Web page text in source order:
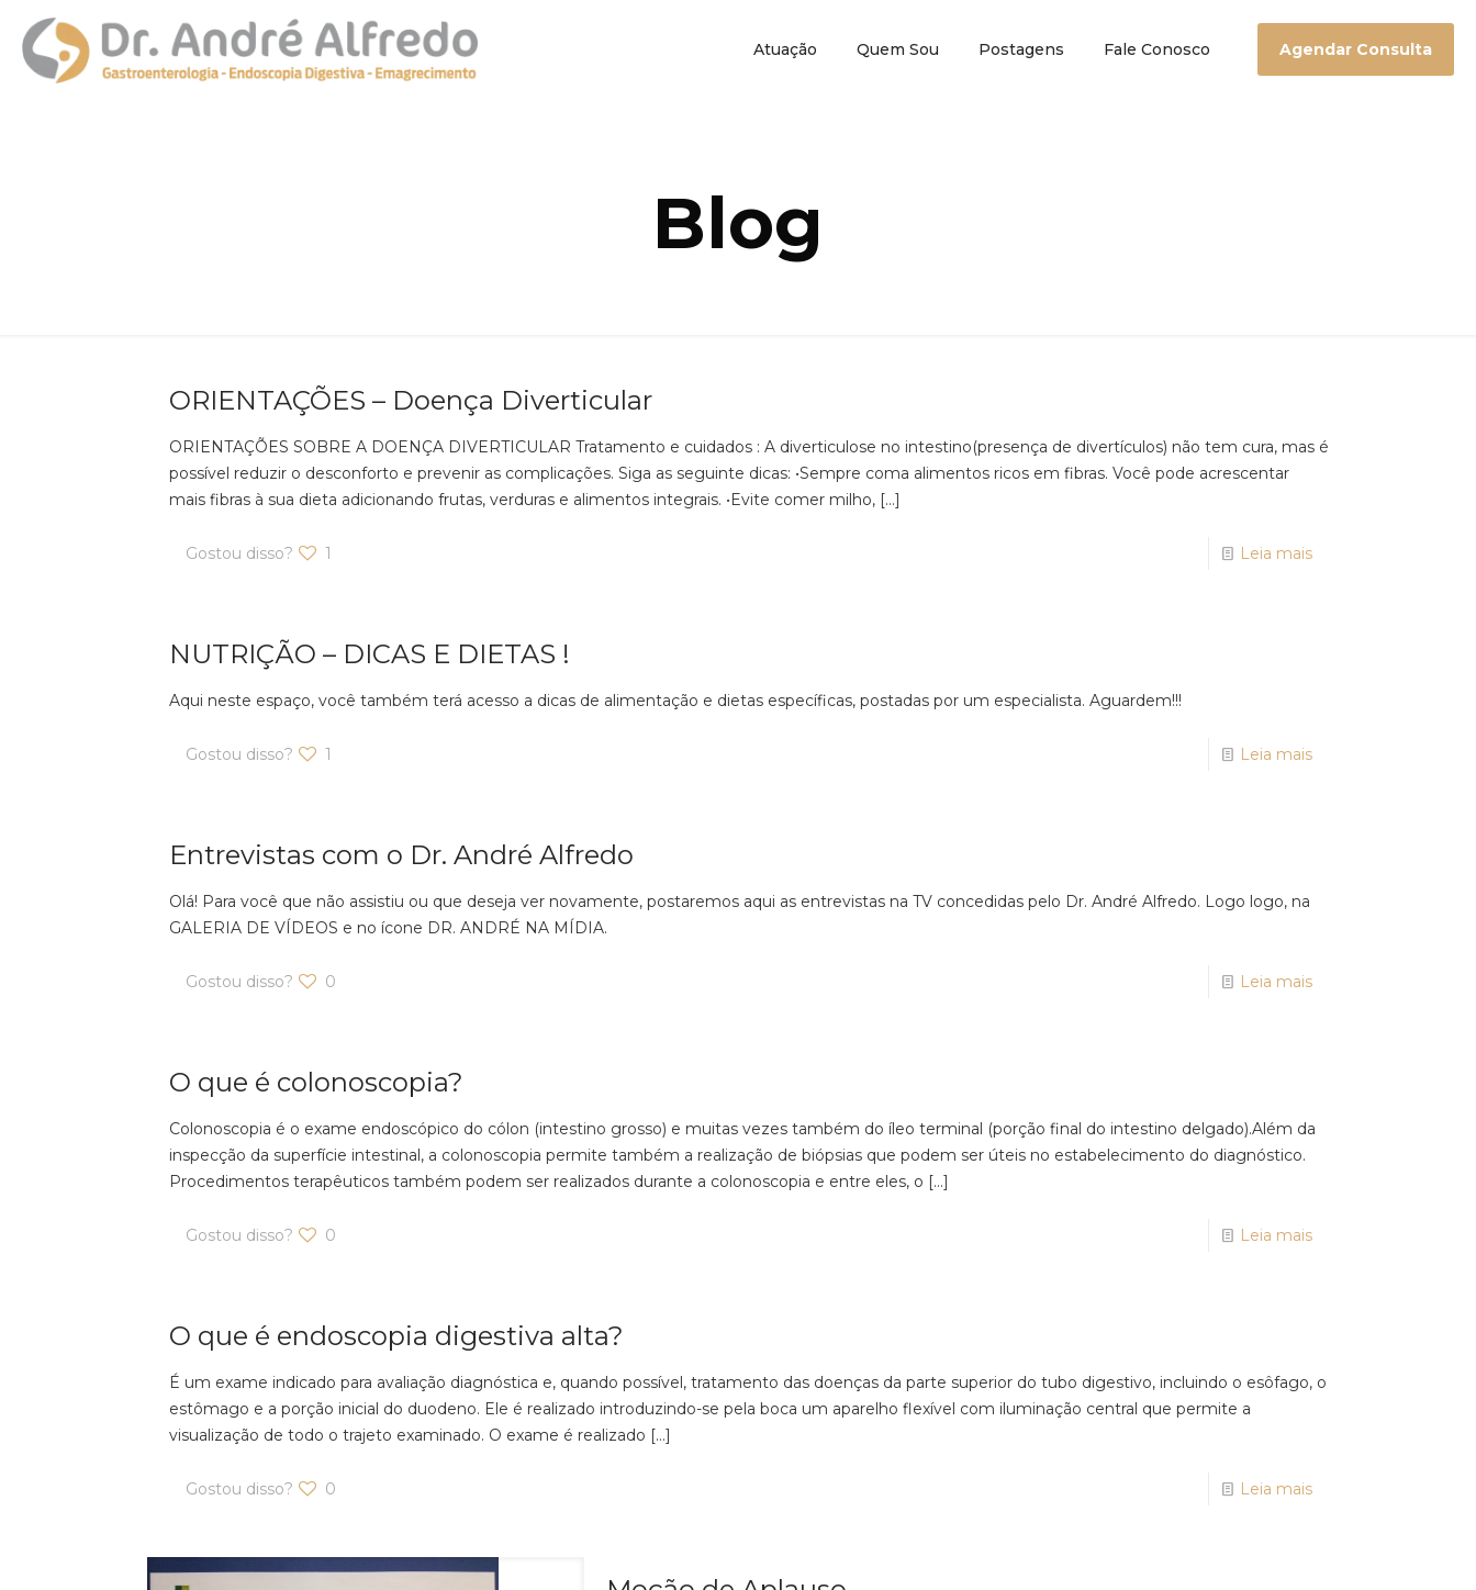
Atuação Quem Sou Postagens Fale Conosco Agendar Consulta
Blog
ORIENTAÇÕES – Doença Diverticular
ORIENTAÇÕES SOBRE A DOENÇA DIVERTICULAR Tratamento e cuidados : A diverticulose no intestino(presença de divertículos) não tem cura, mas é
possível reduzir o desconforto e prevenir as complicações. Siga as seguinte dicas: •Sempre coma alimentos ricos em fibras. Você pode acrescentar
mais fibras à sua dieta adicionando frutas, verduras e alimentos integrais. •Evite comer milho, […]
Gostou disso? 1 Leia mais
NUTRIÇÃO – DICAS E DIETAS !
Aqui neste espaço, você também terá acesso a dicas de alimentação e dietas específicas, postadas por um especialista. Aguardem!!!
Gostou disso? 1 Leia mais
Entrevistas com o Dr. André Alfredo
Olá! Para você que não assistiu ou que deseja ver novamente, postaremos aqui as entrevistas na TV concedidas pelo Dr. André Alfredo. Logo logo, na
GALERIA DE VÍDEOS e no ícone DR. ANDRÉ NA MÍDIA.
Gostou disso? 0 Leia mais
O que é colonoscopia?
Colonoscopia é o exame endoscópico do cólon (intestino grosso) e muitas vezes também do íleo terminal (porção final do intestino delgado).Além da
inspecção da superfície intestinal, a colonoscopia permite também a realização de biópsias que podem ser úteis no estabelecimento do diagnóstico.
Procedimentos terapêuticos também podem ser realizados durante a colonoscopia e entre eles, o […]
Gostou disso? 0 Leia mais
O que é endoscopia digestiva alta?
É um exame indicado para avaliação diagnóstica e, quando possível, tratamento das doenças da parte superior do tubo digestivo, incluindo o esôfago, o
estômago e a porção inicial do duodeno. Ele é realizado introduzindo-se pela boca um aparelho flexível com iluminação central que permite a
visualização de todo o trajeto examinado. O exame é realizado […]
Gostou disso? 0 Leia mais